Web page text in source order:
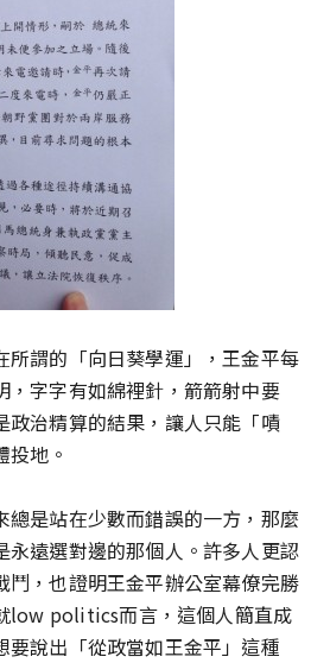
所謂的「向日葵學運」，王金平每
，字字有如綿裡針，箭箭射中要
政治精算的結果，讓人只能「嘖
地。
總是站在少數而錯誤的一方，那麼
永遠選對邊的那個人。許多人更認
鬥，也證明王金平辦公室幕僚完勝
low politics而言，這個人簡直成
要說出「從政當如王金平」這種